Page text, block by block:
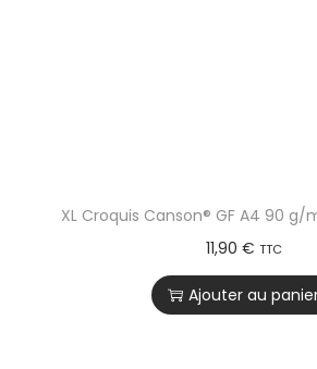
XL Croquis Canson® GF A4 90 g/
11,90 € TTC
Ajouter au